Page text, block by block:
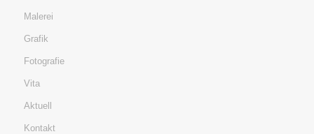
Malerei
Grafik
Fotografie
Vita
Aktuell
Kontakt